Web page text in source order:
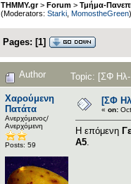
THMMY.gr> Forum > Τμήμα-
(Moderators: Starki, MomostheGreen
Pages: [1]
Author Topic: [ΣΦ Ηλ-
Χαρούμενη
Πατάτα
Ανερχόμενος/
Ανερχόμενη
Posts: 59
[ΣΦ
« on:
Η επόμενη
Α5